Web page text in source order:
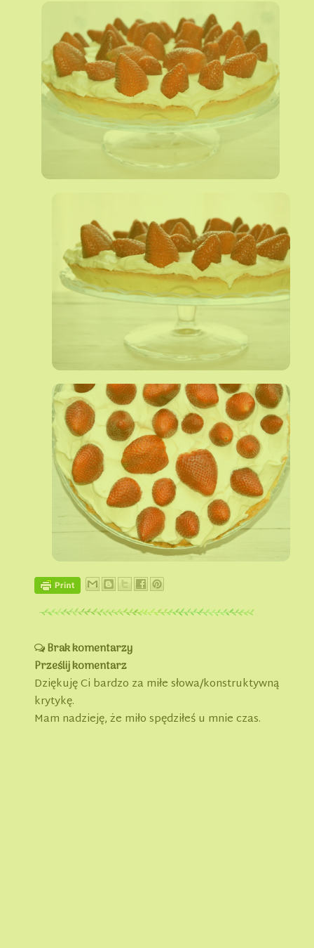
Brak komentarzy
Prześlij komentarz
Dziękuję Ci bardzo za miłe słowa/konstruktywną
krytykę.
Mam nadzieję, że miło spędziłeś u mnie czas.